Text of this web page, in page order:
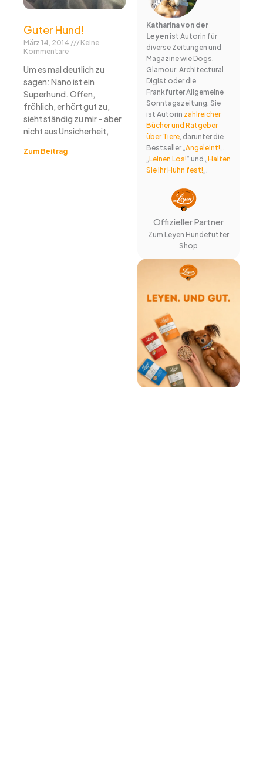
Guter Hund!
März 14, 2014
Keine
Kommentare
Um es mal deutlich zu
sagen: Nano ist ein
Superhund. Offen,
fröhlich, er hört gut zu,
sieht ständig zu mir – aber
nicht aus Unsicherheit,
Zum Beitrag
Katharina von der
Leyenist Autorin für
diverse Zeitungen und
Magazine wie Dogs,
Glamour, Architectural
Digist oder die
Frankfurter Allgemeine
Sonntagszeitung. Sie
ist Autorin zahlreicher
Bücher und Ratgeber
über Tiere, darunter die
Bestseller „Angeleint!„,
„Leinen Los!“ und „Halten
Sie Ihr Huhn fest!„.
Offizieller Partner
Zum Leyen Hundefutter
Shop